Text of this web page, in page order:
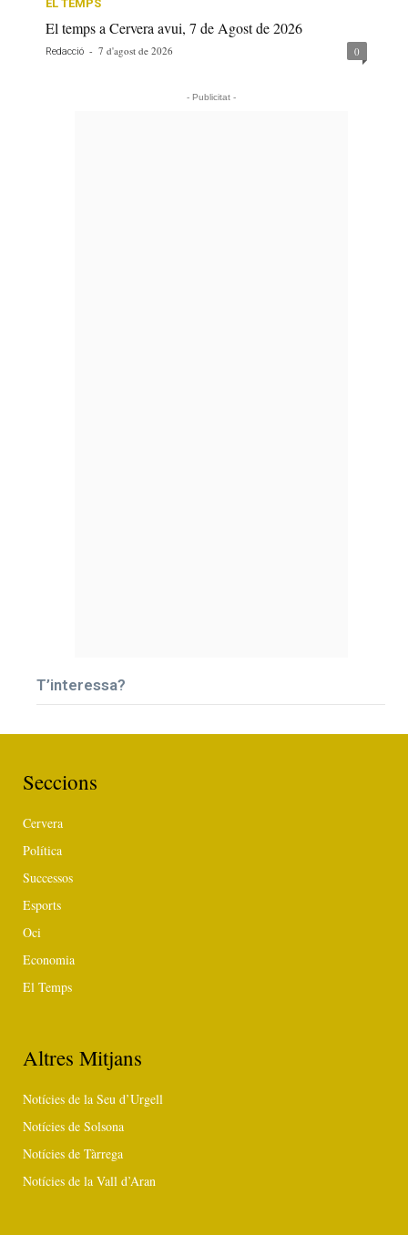
EL TEMPS
El temps a Cervera avui, 7 de Agost de 2026
Redacció - 7 d'agost de 2026 0
- Publicitat -
T’interessa?
Seccions
Cervera
Política
Successos
Esports
Oci
Economia
El Temps
Altres Mitjans
Notícies de la Seu d’Urgell
Notícies de Solsona
Notícies de Tàrrega
Notícies de la Vall d’Aran